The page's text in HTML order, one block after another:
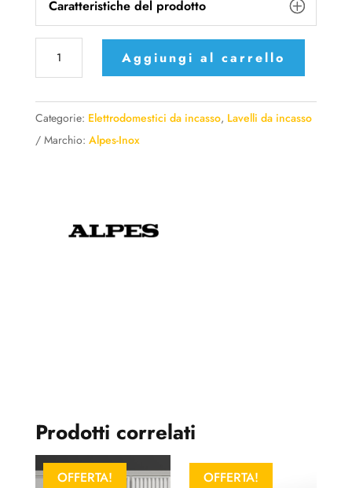
Caratteristiche del prodotto
Alpes
Inox
Aggiungi al carrello
Categorie: Elettrodomestici da incasso, Lavelli da incasso
Marchio: Alpes-Inox
Prodotti correlati
OFFERTA! OFFERTA!